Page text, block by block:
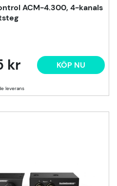
ACM-4.300, 4-kanals
kr KÖP NU